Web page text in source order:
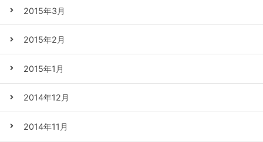
2015年3月
2015年2月
2015年1月
2014年12月
2014年11月